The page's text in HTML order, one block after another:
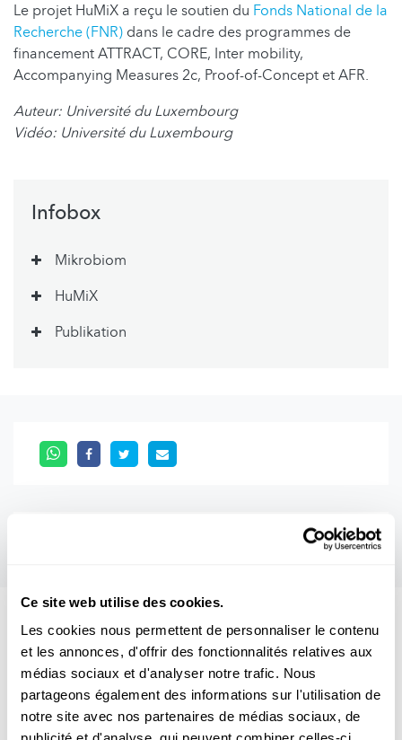
Ce site web utilise des cookies.
Les cookies nous permettent de personnaliser le contenu
et les annonces, d'offrir des fonctionnalités relatives aux
médias sociaux et d'analyser notre trafic. Nous
partageons également des informations sur l'utilisation de
notre site avec nos partenaires de médias sociaux, de
Le projet HuMiX a reçu le soutien du Fonds National de la
Recherche (FNR) dans le cadre des programmes de
financement ATTRACT, CORE, Inter mobility,
Accompanying Measures 2c, Proof-of-Concept et AFR.
Auteur: Université du Luxembourg
Vidéo: Université du Luxembourg
Infobox
Mikrobiom
HuMiX
Publikation
Aussi intéréssant
MEDIZIN MENSCHLICHER KÖRPER
BAKTERIEN